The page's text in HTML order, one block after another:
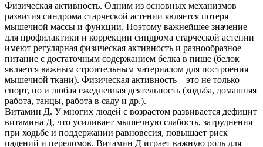
Физическая активность. Одним из основных механизмов
развития синдрома старческой астении является потеря
мышечной массы и функции. Поэтому важнейшее значение
для профилактики и коррекции синдрома старческой астении
имеют регулярная физическая активность и разнообразное
питание с достаточным содержанием белка в пище (белок
является важным строительным материалом для построения
мышечной ткани). Физическая активность – это не только
спорт, но и любая ежедневная деятельность (ходьба, домашняя
работа, танцы, работа в саду и др.).
Витамин Д. У многих людей с возрастом развивается дефицит
витамина Д, что усиливает мышечную слабость, затруднения
при ходьбе и поддержании равновесия, повышает риск
падений и переломов. Витамин Д играет важную роль для